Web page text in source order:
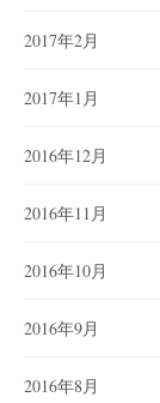
2017年2月
2017年1月
2016年12月
2016年11月
2016年10月
2016年9月
2016年8月